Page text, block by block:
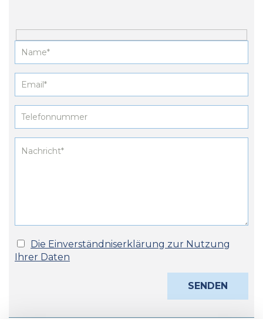
Die Einverständniserklärung zur Nutzung
Ihrer Daten